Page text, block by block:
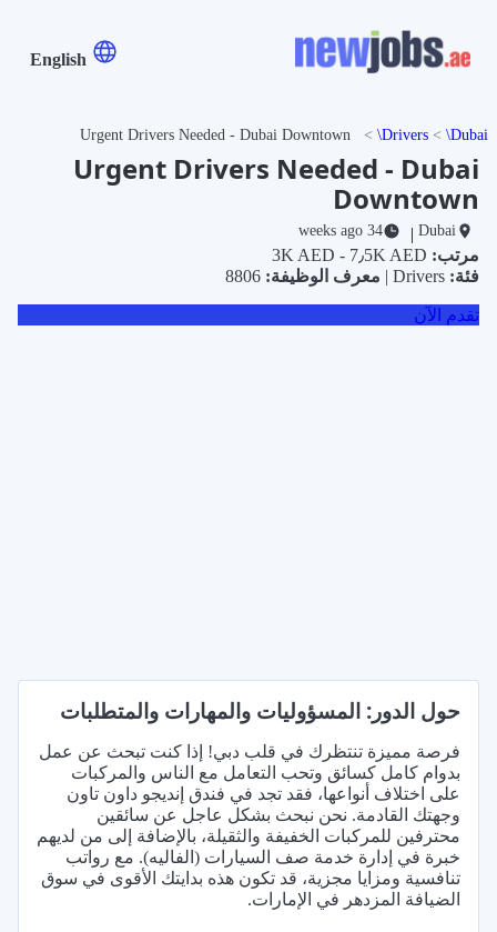
English
Dubai
Drivers
Urgent Drivers Needed - Dubai Downtown
Urgent Drivers Needed - Dubai
Downtown
Dubai
|
34 weeks ago
مرتب:
فئة:
معرف الوظيفة:
تقدم الآن
حول الدور: المسؤوليات والمهارات والمتطلبات
فرصة مميزة تنتظرك في قلب دبي! إذا كنت تبحث عن عمل
بدوام كامل كسائق وتحب التعامل مع الناس والمركبات
على اختلاف أنواعها، فقد تجد في فندق إنديجو داون تاون
وجهتك القادمة. نحن نبحث بشكل عاجل عن سائقين
محترفين للمركبات الخفيفة والثقيلة، بالإضافة إلى من لديهم
خبرة في إدارة خدمة صف السيارات (الفاليه). مع رواتب
تنافسية ومزايا مجزية، قد تكون هذه بدايتك الأقوى في سوق
الضيافة المزدهر في الإمارات.